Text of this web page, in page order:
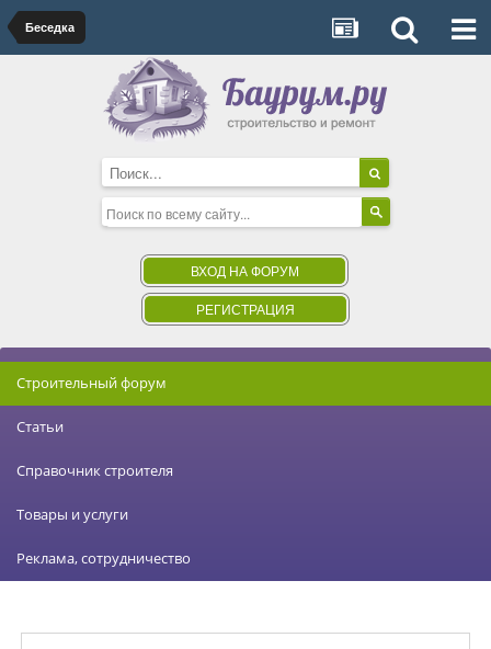
Беседка
ВХОД НА ФОРУМ
РЕГИСТРАЦИЯ
Строительный форум
Статьи
Справочник строителя
Товары и услуги
Реклама, сотрудничество